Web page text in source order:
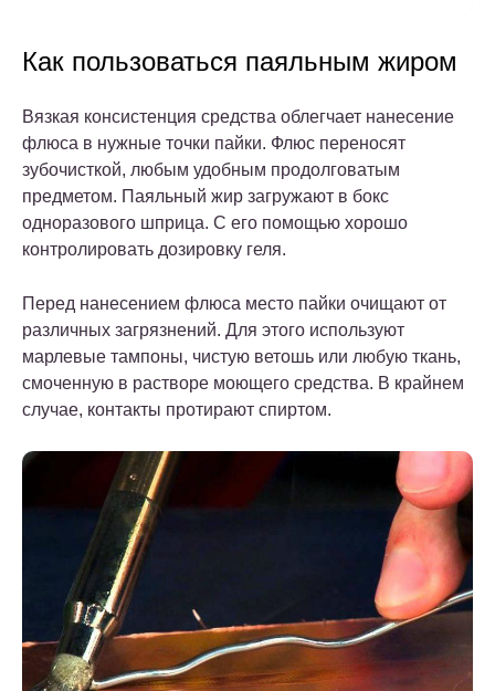
Как пользоваться паяльным жиром
Вязкая консистенция средства облегчает нанесение
флюса в нужные точки пайки. Флюс переносят
зубочисткой, любым удобным продолговатым
предметом. Паяльный жир загружают в бокс
одноразового шприца. С его помощью хорошо
контролировать дозировку геля.
Перед нанесением флюса место пайки очищают от
различных загрязнений. Для этого используют
марлевые тампоны, чистую ветошь или любую ткань,
смоченную в растворе моющего средства. В крайнем
случае, контакты протирают спиртом.